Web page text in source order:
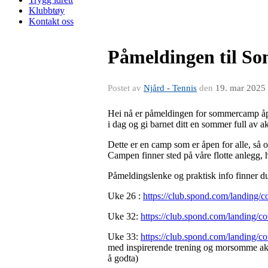
Klubbtøy
Kontakt oss
Påmeldingen til
Postet av Njård - Tennis den 19. mar 2025
Hei nå er påmeldingen for sommercamp
i dag og gi barnet ditt en sommer full av
Dette er en camp som er åpen for alle, så
Campen finner sted på våre flotte
Påmeldingslenke og praktisk info finner
Uke 26 : https://club.spond.com/landing/
Uke 32: https://club.spond.com/landing/
Uke 33: https://club.spond.com/landing/
med inspirerende trening og morsomme
å godta)